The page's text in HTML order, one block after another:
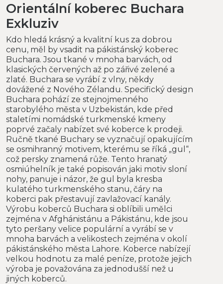
Orientální koberec Buchara
Exkluziv
Kdo hledá krásný a kvalitní kus za dobrou
cenu, měl by vsadit na pákistánský koberec
Buchara. Jsou tkané v mnoha barvách, od
klasických červených až po zářivé zelené a
zlaté. Buchara se vyrábí z vlny, někdy
dovážené z Nového Zélandu. Specifický design
Buchara pohází ze stejnojmenného
starobylého města v Uzbekistán, kde před
staletími nomádské turkmenské kmeny
poprvé začaly nabízet své koberce k prodeji.
Ručně tkané Buchary se vyznačují opakujícím
se osmihranný motivem, kterému se říká „gul“,
což persky znamená růže. Tento hranatý
osmiúhelník je také popisován jaki motiv sloní
nohy, panuje i názor, že gul byla kresba
kulatého turkmenského stanu, čáry na
koberci pak přestavují zavlažovací kanály.
Výrobu koberců Buchara si oblíbili umělci
zejména v Afghánistánu a Pákistánu, kde jsou
tyto peršany velice populární a vyrábí se v
mnoha barvách a velikostech zejména v okolí
pákistánského města Lahore. Koberce nabízejí
velkou hodnotu za malé peníze, protože jejich
výroba je považována za jednodušší než u
jiných koberců.